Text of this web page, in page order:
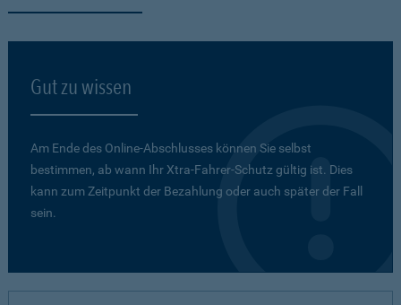
Gut zu wissen
Am Ende des Online-Abschlusses können Sie selbst
bestimmen, ab wann Ihr Xtra-Fahrer-Schutz gültig ist. Dies
kann zum Zeitpunkt der Bezahlung oder auch später der Fall
sein.